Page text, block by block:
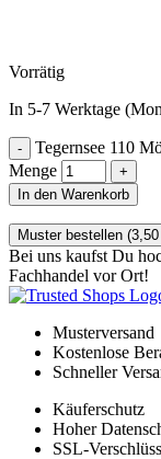
Vorrätig
In 5-7 Werktage
Tegernsee 110
Menge
In den Warenkorb
Muster bestellen (3,50
Bei uns kaufst Du
Fachhandel vor Ort!
Musterversand
Kostenlose
Schneller
Käuferschutz
Hoher
SSL-